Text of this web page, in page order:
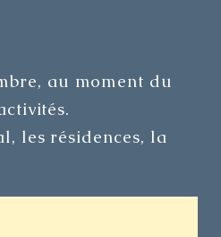
au moment du
les résidences, la